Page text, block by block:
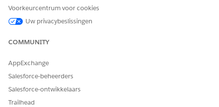
Integratie
met Okta in de leveringsstroom. Als u deze integratie wilt
geconfigureerd. Zie
deze externe connector.
Voorkeurcentrum voor cookies
Uw privacybeslissingen
COMMUNITY
AppExchange
Salesforce-beheerders
Salesforce-ontwikkelaars
Trailhead